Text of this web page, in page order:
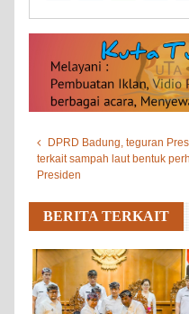
DPRD Badung, teguran
terkait sampah laut bentuk
Presiden
BERITA TERKAIT